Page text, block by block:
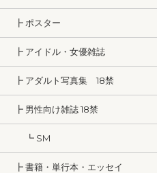
┣ ポスター
┣ アイドル・女優雑誌
┣ アダルト写真集 18禁
┣ 男性向け雑誌 18禁
┗ SM
┣ 書籍・単行本・エッセイ